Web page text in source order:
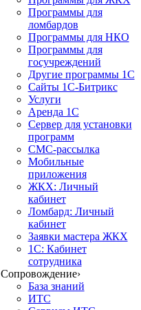
Программы для
ломбардов
Программы для НКО
Программы для
госучреждений
Другие программы 1С
Сайты 1С-Битрикс
Услуги
Аренда 1С
Сервер для установки
программ
СМС-рассылка
Мобильные
приложения
ЖКХ: Личный
кабинет
Ломбард: Личный
кабинет
Заявки мастера ЖКХ
1С: Кабинет
сотрудника
Сопровождение›
База знаний
ИТС